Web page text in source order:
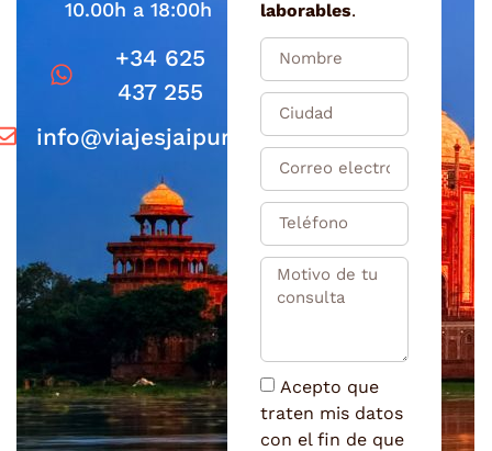
10.00h a 18:00h
+34 625
437 255
info@viajesjaipur.com
laborables.
Acepto que
traten mis datos
con el fin de que